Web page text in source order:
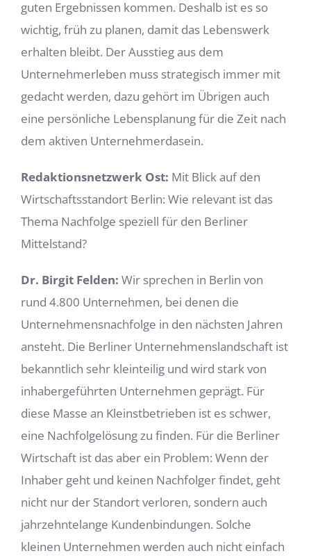
guten Ergebnissen kommen. Deshalb ist es so
wichtig, früh zu planen, damit das Lebenswerk
erhalten bleibt. Der Ausstieg aus dem
Unternehmerleben muss strategisch immer mit
gedacht werden, dazu gehört im Übrigen auch
eine persönliche Lebensplanung für die Zeit nach
dem aktiven Unternehmerdasein.
Redaktionsnetzwerk Ost: Mit Blick auf den
Wirtschaftsstandort Berlin: Wie relevant ist das
Thema Nachfolge speziell für den Berliner
Mittelstand?
Dr. Birgit Felden: Wir sprechen in Berlin von
rund 4.800 Unternehmen, bei denen die
Unternehmensnachfolge in den nächsten Jahren
ansteht. Die Berliner Unternehmenslandschaft ist
bekanntlich sehr kleinteilig und wird stark von
inhabergeführten Unternehmen geprägt. Für
diese Masse an Kleinstbetrieben ist es schwer,
eine Nachfolgelösung zu finden. Für die Berliner
Wirtschaft ist das aber ein Problem: Wenn der
Inhaber geht und keinen Nachfolger findet, geht
nicht nur der Standort verloren, sondern auch
jahrzehntelange Kundenbindungen. Solche
kleinen Unternehmen werden auch nicht einfach